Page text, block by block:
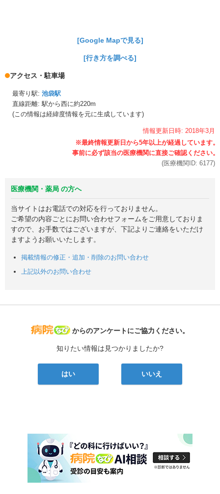
[Google Mapで見る]
[行き方を調べる]
アクセス・駐車場
最寄り駅: 池袋駅
直線距離: 駅から西に約220m
(この情報は経緯度情報を元に生成しています)
情報更新日時: 2018年3月
(医療機関ID: 6177)
医療機関・薬局 の方へ
当サイトはお電話での対応を行っておりません。
ご希望の内容ごとにお問い合わせフォームをご用意しておりま
すので、お手数ではございますが、下記よりご連絡をいただけ
ますようお願いいたします。
掲載情報の修正・追加・削除のお問い合わせ
上記以外のお問い合わせ
病院なび
からのアンケートにご協力ください。
知りたい情報は見つかりましたか?
はい いいえ